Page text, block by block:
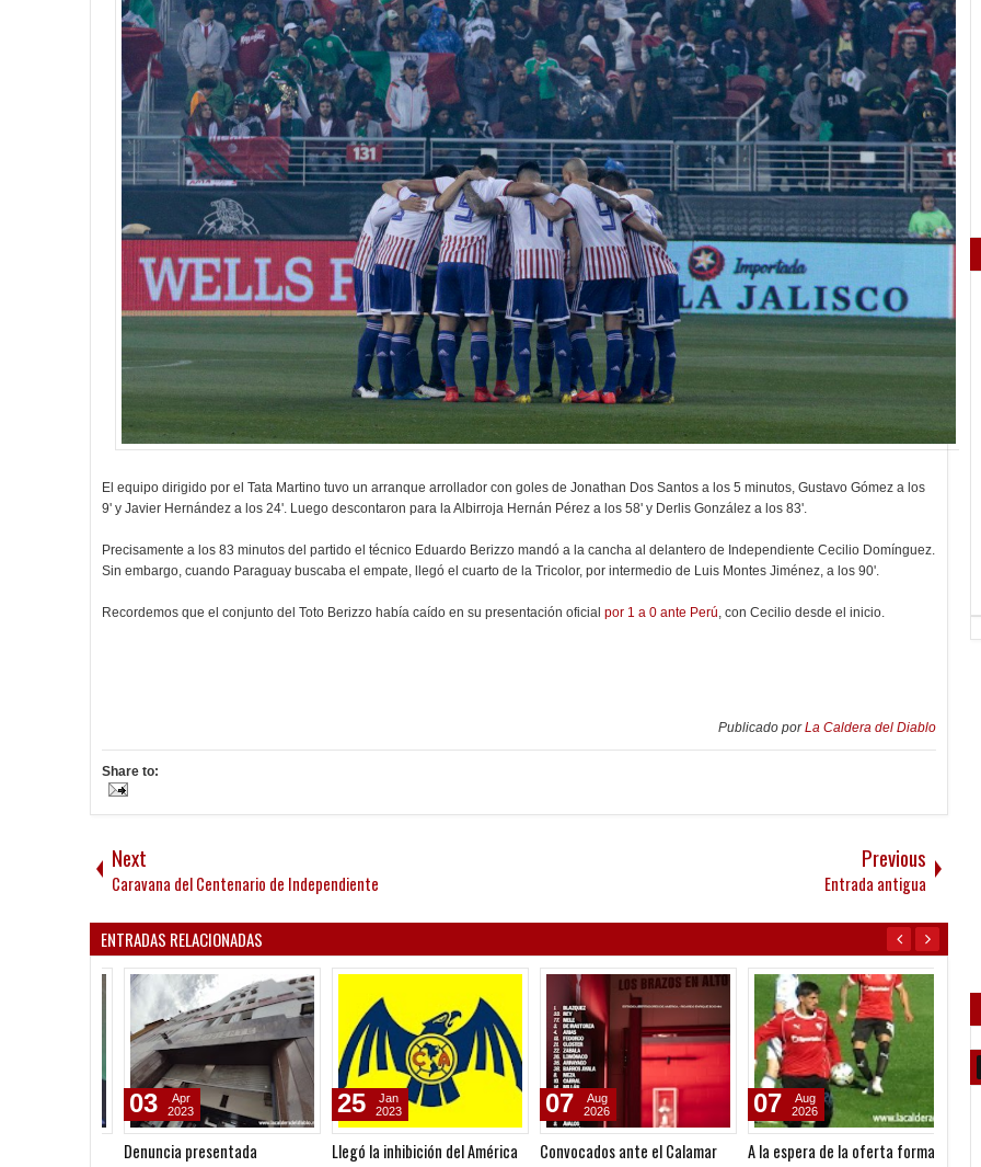
El equipo dirigido por el Tata Martino tuvo un arranque arrollador con goles de Jonathan Dos Santos a los 5 minutos, Gustavo Gómez a los
9' y Javier Hernández a los 24'. Luego descontaron para la Albirroja Hernán Pérez a los 58' y Derlis González a los 83'.
Precisamente a los 83 minutos del partido el técnico Eduardo Berizzo mandó a la cancha al delantero de Independiente Cecilio Domínguez.
Sin embargo, cuando Paraguay buscaba el empate, llegó el cuarto de la Tricolor, por intermedio de Luis Montes Jiménez, a los 90'.
Recordemos que el conjunto del Toto Berizzo había caído en su presentación oficial por 1 a 0 ante Perú, con Cecilio desde el inicio.
Publicado porLa Caldera del Diablo
Share to:
Next
Caravana del Centenario de Independiente
Previous
Entrada antigua
ENTRADAS RELACIONADAS
Denuncia presentada
03
Apr
2023
Llegó la inhibición del América
25
Jan
2023
Convocados ante el Calamar
07
Aug
2026
A la espera de la oferta formal
07
Aug
2026
De